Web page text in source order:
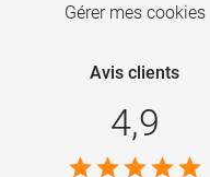
Gérer mes cookies
Avis clients
4,9